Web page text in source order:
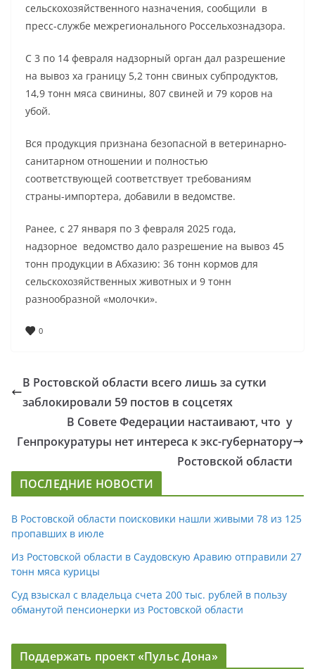
сельскохозяйственного назначения, сообщили в
пресс-службе межрегионального Россельхознадзора.
С 3 по 14 февраля надзорный орган дал разрешение
на вывоз ха границу 5,2 тонн свиных субпродуктов,
14,9 тонн мяса свинины, 807 свиней и 79 коров на
убой.
Вся продукция признана безопасной в ветеринарно-
санитарном отношении и полностью
соответствующей соответствует требованиям
страны-импортера, добавили в ведомстве.
Ранее, с 27 января по 3 февраля 2025 года,
надзорное ведомство дало разрешение на вывоз 45
тонн продукции в Абхазию: 36 тонн кормов для
сельскохозяйственных животных и 9 тонн
разнообразной «молочки».
0
В Ростовской области всего лишь за сутки
заблокировали 59 постов в соцсетях
В Совете Федерации настаивают, что у
Генпрокуратуры нет интереса к экс-губернатору
Ростовской области
ПОСЛЕДНИЕ НОВОСТИ
В Ростовской области поисковики нашли живыми 78 из 125
пропавших в июле
Из Ростовской области в Саудовскую Аравию отправили 27
тонн мяса курицы
Суд взыскал с владельца счета 200 тыс. рублей в пользу
обманутой пенсионерки из Ростовской области
Поддержать проект «Пульс Дона»